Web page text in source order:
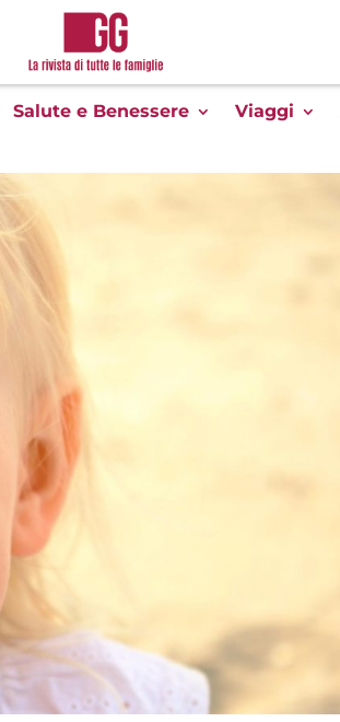
Salute e Benessere Viaggi